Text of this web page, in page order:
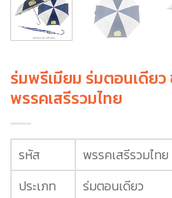
ร่มพรีเมียม ร่มตอนเดีย
พรรคเสรีรวมไทย
รหัส
พรรคเสรีรวมไทย
ประเภท
ร่มตอนเดียว